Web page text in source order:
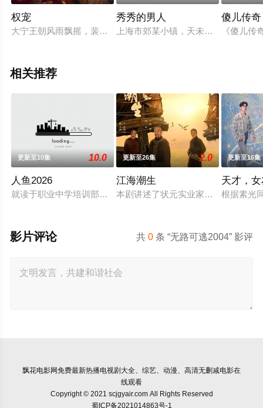
权宠
大宁王朝风雨飘摇，裴慎之篡改遗诏，扶植傀儡皇帝宁谨一登
秀秀的男人
上海市郊某小镇，天未亮，秀秀正
傻儿传奇
《傻儿
相关推荐
更新至10集 10.0
人鱼2026
就读于职业中学培训部的花季女生苏琳（黄杨钿甜 饰），虽自
更新至26集 2.0
江海潮生
本剧讲述了状元实业家张謇创办大生
更新至16集
天才，
根据素光
共0 条 “无路可逃2004” 影评
影片评论
飘花电影网免费最新热播电视剧大全、综艺、动漫、高清无删减电影在
线观看
Copyright © 2021 scjgyair.com All Rights Reserved
蜀ICP备2021014863号-1